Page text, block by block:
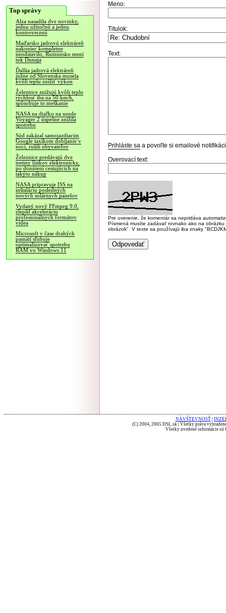
Top správy
Alza nasadila dve novinky,
jednu užitočnú a jednu
kontroverznú
Maďarsko jadrovú elektráreň
nakoniec kompletne
neodstavilo, Rumunsko mení
tok Dunaja
Ďalšia jadrová elektráreň
južne od Slovenska musela
kvôli teplu znížiť výkon
Železnice znižujú kvôli teplu
rýchlosť iba na 50 km/h,
spôsobuje to meškanie
NASA na diaľku na sonde
Voyager 2 úspešne znížila
spotrebu
Súd zakázal samojazdiacim
Google taxíkom dobíjanie v
noci, rušili obyvateľov
Železnice predávajú dve
tretiny lístkov elektronicky,
po donútení cestujúcich na
takýto nákup
NASA pripravuje ISS na
inštaláciu posledných
nových solárnych panelov
Vydaný nový FFmpeg 9.0,
zlepšil akceleráciu
profesionálnych formátov
videa
Microsoft v čase drahých
pamätí sľubuje
optimalizovať spotrebu
RAM vo Windows 11
Meno:
Titulok:
Text:
Prihláste sa a povoľte si emailové
Overovací text:
Pre overenie, že komentár sa nepridáva
Písmená musíte zadávať rovnako ako na
obrázok". V texte sa používajú iba znaky
NÁVŠTEVNOSŤ
(C) 2004, 2005 DSL.sk | Všetky práva
Všetky uvedené informácie sú